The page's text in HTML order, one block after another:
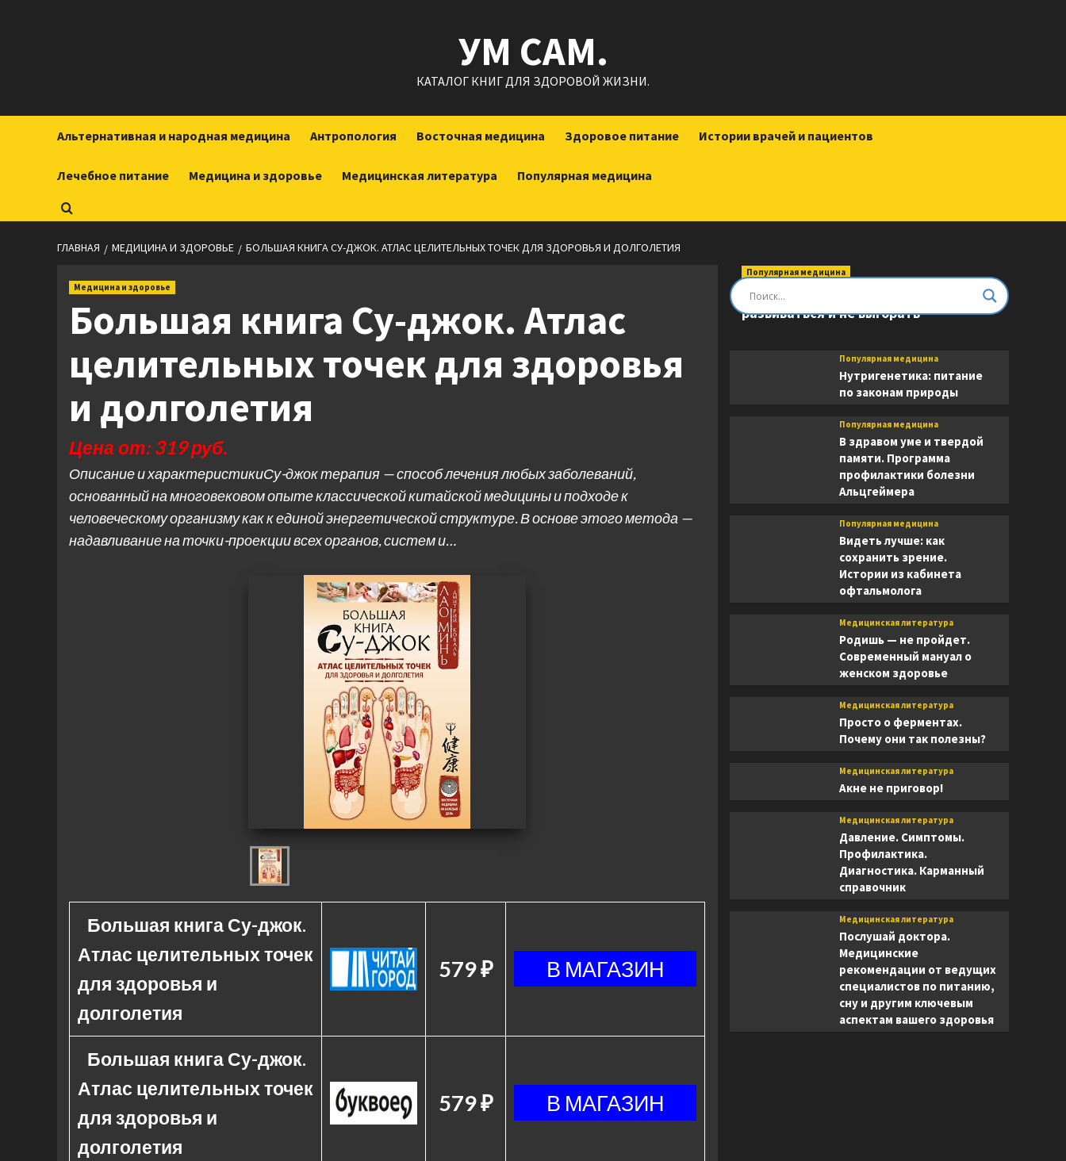
УМ САМ.
КАТАЛОГ КНИГ ДЛЯ ЗДОРОВОЙ ЖИЗНИ.
Альтернативная и народная медицина Антропология Восточная медицина Здоровое питание Истории врачей и пациентов
Лечебное питание Медицина и здоровье Медицинская литература Популярная медицина
ГЛАВНАЯ МЕДИЦИНА И ЗДОРОВЬЕ БОЛЬШАЯ КНИГА СУ-ДЖОК. АТЛАС ЦЕЛИТЕЛЬНЫХ ТОЧЕК ДЛЯ ЗДОРОВЬЯ И ДОЛГОЛЕТИЯ
Медицина и здоровье
Большая книга Су-джок. Атлас
целительных точек для здоровья
и долголетия
Цена от: 319 руб.
Описание и характеристикиСу-джок терапия — способ лечения любых заболеваний,
основанный на многовековом опыте классической китайской медицины и подходе к
человеческому организму как к единой энергетической структуре. В основе этого метода —
надавливание на точки-проекции всех органов, систем и…
Большая книга Су-джок.
Атлас целительных точек
для здоровья и
долголетия
579 ₽
Большая книга Су-джок.
Атлас целительных точек
для здоровья и
долголетия
579 ₽
Популярная медицина
Быть врачом. Как помогать,
развиваться и не выгорать
Популярная медицина
Нутригенетика: питание
по законам природы
Популярная медицина
В здравом уме и твердой
памяти. Программа
профилактики болезни
Альцгеймера
Популярная медицина
Видеть лучше: как
сохранить зрение.
Истории из кабинета
офтальмолога
Медицинская литература
Родишь — не пройдет.
Современный мануал о
женском здоровье
Медицинская литература
Просто о ферментах.
Почему они так полезны?
Медицинская литература
Акне не приговор!
Медицинская литература
Давление. Симптомы.
Профилактика.
Диагностика. Карманный
справочник
Медицинская литература
Послушай доктора.
Медицинские
рекомендации от ведущих
специалистов по питанию,
сну и другим ключевым
аспектам вашего здоровья